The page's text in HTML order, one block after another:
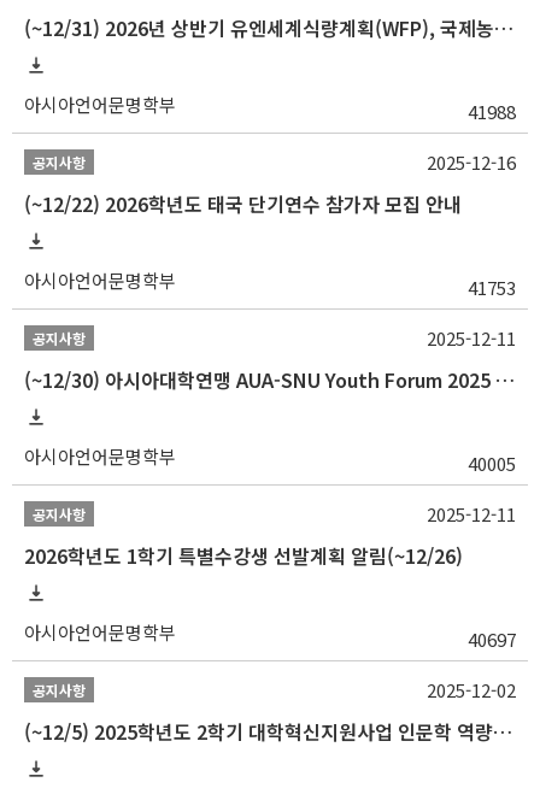
(~12/31) 2026년 상반기 유엔세계식량계획(WFP), 국제농업개발기금(IFAD) 및 유엔아동기금(UNICEF) 인턴십 프로그램 참가자 모집
아시아언어문명학부 41988
공지사항
(~12/22) 2026학년도 태국 단기연수 참가자 모집 안내
아시아언어문명학부 41753
2025-12-16
공지사항
(~12/30) 아시아대학연맹 AUA-SNU Youth Forum 2025 참가자 선발 안내
아시아언어문명학부 40005
2025-12-11
공지사항
2026학년도 1학기 특별수강생 선발계획 알림(~12/26)
아시아언어문명학부 40697
2025-12-11
공지사항
(~12/5) 2025학년도 2학기 대학혁신지원사업 인문학 역량강화 국제학술대회 참가 경비 지원 안내(2차)
2025-12-02